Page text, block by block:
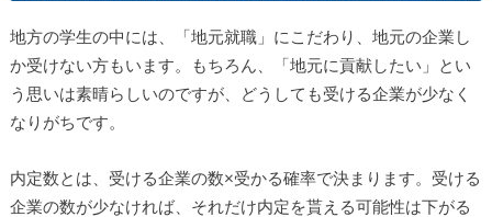
地方の学生の中には、「地元就職」にこだわり、地元の企業し
か受けない方もいます。もちろん、「地元に貢献したい」とい
う思いは素晴らしいのですが、どうしても受ける企業が少なく
なりがちです。
内定数とは、受ける企業の数×受かる確率で決まります。受ける
企業の数が少なければ、それだけ内定を貰える可能性は下がる